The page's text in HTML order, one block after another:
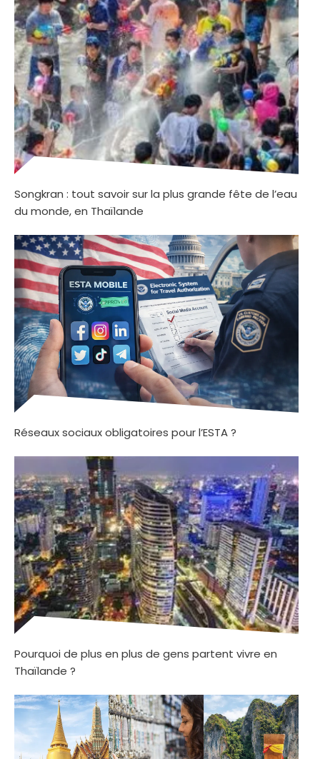
Songkran : tout savoir sur la plus grande fête de l’eau
du monde, en Thaïlande
Réseaux sociaux obligatoires pour l’ESTA ?
Pourquoi de plus en plus de gens partent vivre en
Thaïlande ?